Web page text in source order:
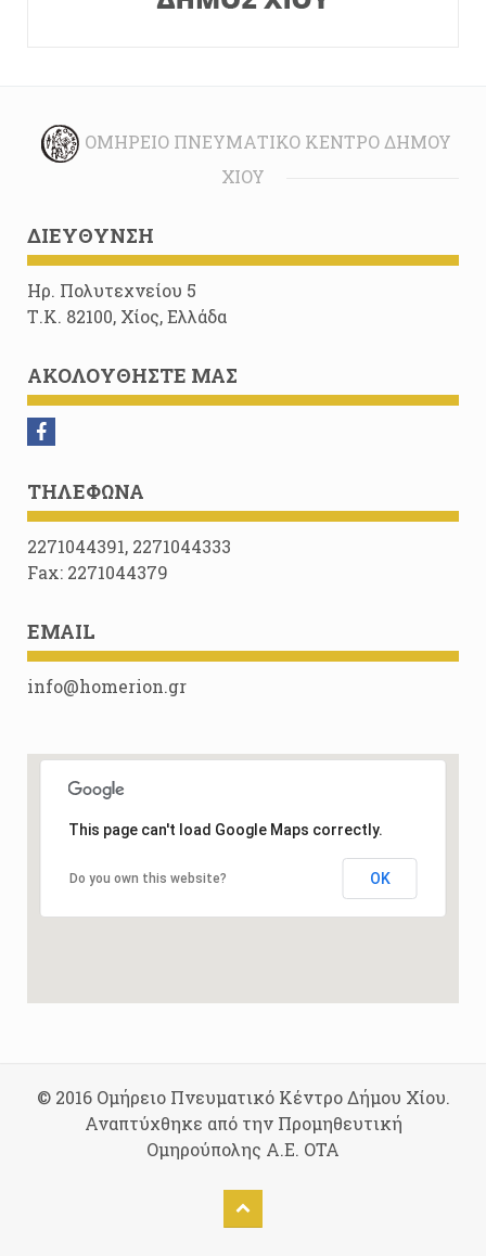
ΟΜΉΡΕΙΟ ΠΝΕΥΜΑΤΙΚΌ ΚΈΝΤΡΟ ΔΉΜΟΥ
ΧΊΟΥ
ΔΙΕΎΘΥΝΣΗ
Ηρ. Πολυτεχνείου 5
Τ.Κ. 82100, Χίος, Ελλάδα
ΑΚΟΛΟΥΘΉΣΤΕ ΜΑΣ
ΤΗΛΈΦΩΝΑ
2271044391, 2271044333
Fax: 2271044379
EMAIL
info@homerion.gr
This page can't load Google Maps correctly.
Do you own this website? OK
© 2016 Ομήρειο Πνευματικό Κέντρο Δήμου Χίου.
Αναπτύχθηκε από την Προμηθευτική
Ομηρούπολης Α.Ε. ΟΤΑ